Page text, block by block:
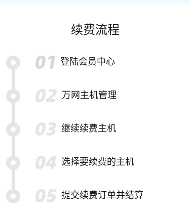
续费流程
登陆会员中心
万网主机管理
继续续费主机
选择要续费的主机
提交续费订单并结算